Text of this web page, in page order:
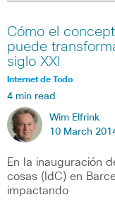
Cómo el
puede
siglo XXI
Internet de Todo
4 min read
Wim Elfrink
10 March
En la inauguración
cosas (IdC) en
impactando